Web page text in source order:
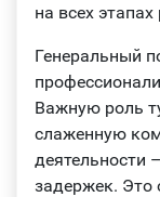
на всех
Генеральный
Важную роль
слаженную
деятельности
задержек. Это